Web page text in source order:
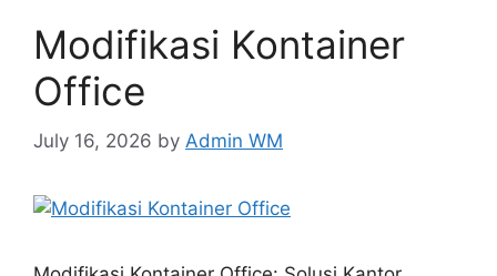
Modifikasi Kontainer
Office
July 16, 2026 by Admin WM